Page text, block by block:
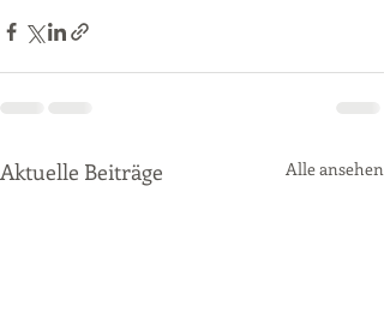
Aktuelle Beiträge Alle ansehen